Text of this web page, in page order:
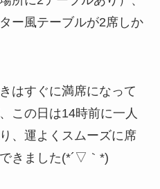
ー風テーブルが2席しか
はすぐに満席になって
この日は14時前に一人
、運よくスムーズに席
きました(*´▽｀*)